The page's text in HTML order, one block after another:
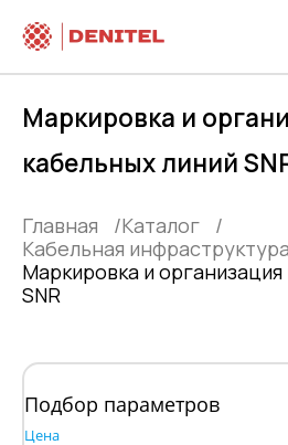
Маркировка и
кабельных линий
Главная
Каталог
Кабельная инфраструктура
Маркировка и
SNR
Подбор параметров
Цена